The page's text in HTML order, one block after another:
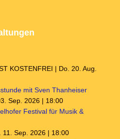
KOSTENFREI | Do. 20. Aug.
mit Sven Thanheiser
Sep. 2026 | 18:00
Festival für Musik &
11. Sep. 2026 | 18:00